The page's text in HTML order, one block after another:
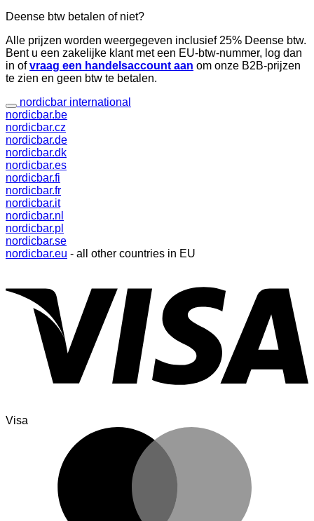
Deense btw betalen of niet?
Alle prijzen worden weergegeven inclusief 25% Deense btw.
Bent u een zakelijke klant met een EU-btw-nummer, log dan
in ofvraag een handelsaccount aan om onze B2B-prijzen
te zien en geen btw te betalen.
nordicbar international
nordicbar.be
nordicbar.cz
nordicbar.de
nordicbar.dk
nordicbar.es
nordicbar.fi
nordicbar.fr
nordicbar.it
nordicbar.nl
nordicbar.pl
nordicbar.se
nordicbar.eu - all other countries in EU
Visa